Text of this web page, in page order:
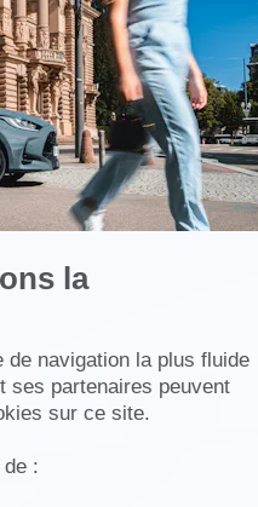
la
navigation la plus fluide
ses partenaires peuvent
sur ce site.
: